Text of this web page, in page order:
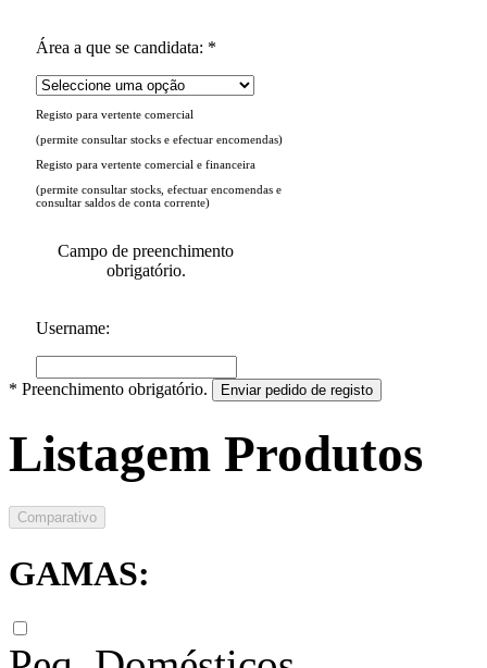
Área a que se candidata: *
Registo para vertente comercial
(permite consultar stocks e efectuar encomendas)
Registo para vertente comercial e financeira
(permite consultar stocks, efectuar encomendas e
consultar saldos de conta corrente)
Campo de preenchimento
obrigatório.
Username:
* Preenchimento obrigatório. Enviar pedido de registo
Listagem Produtos
Comparativo
GAMAS: